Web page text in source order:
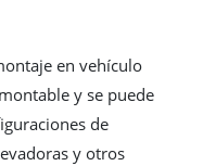
en vehículo
y se puede
de
y otros